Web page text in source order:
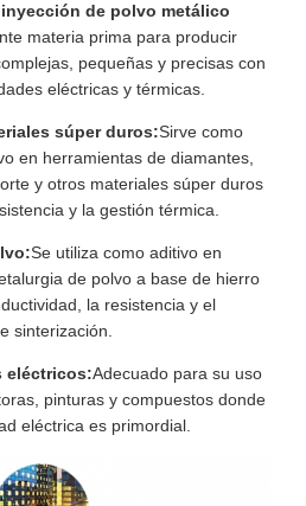
de polvo metálico
materia prima para producir
pequeñas y precisas con
eléctricas y térmicas.
súper duros:Sirve como
en herramientas de diamantes,
y otros materiales súper duros
y la gestión térmica.
Se utiliza como aditivo en
de polvo a base de hierro
la resistencia y el
sinterización.
eléctricos:Adecuado para su uso
pinturas y compuestos donde
eléctrica es primordial.